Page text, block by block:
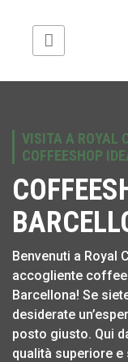
VISITA A ROYAL
COFFEESHOP
Benvenuti a Royal
accogliente
Barcellona! Se
desiderate
posto giusto. Qui
qualità superiore